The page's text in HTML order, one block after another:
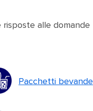
risposte alle domande
Pacchetti bevande